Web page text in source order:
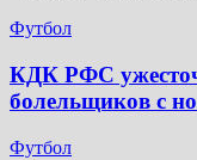
Футбол
КДК РФС
болельщиков с
Футбол